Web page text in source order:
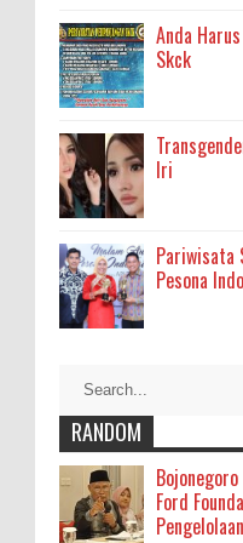
Anda
Skck
Iri
Pariwisata
Pesona
RANDOM
Ford